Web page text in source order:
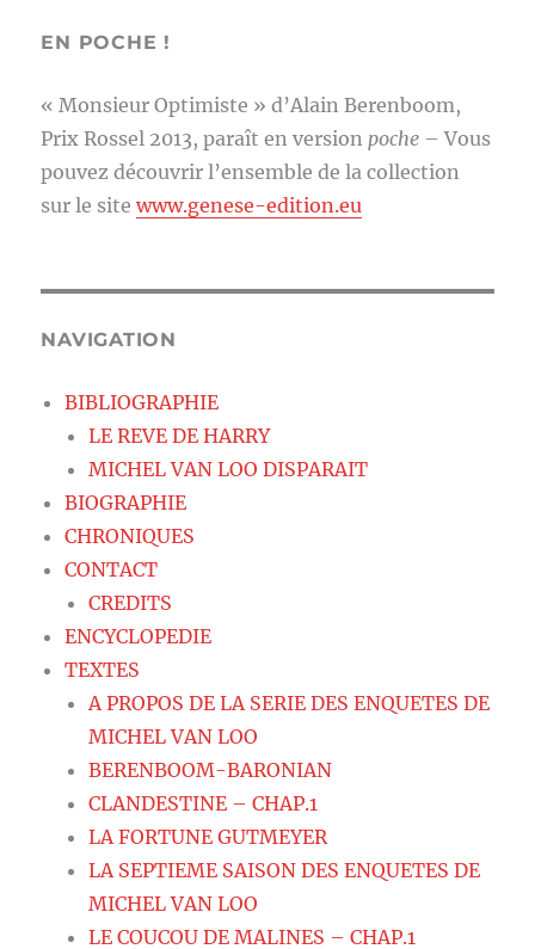
EN POCHE !
« Monsieur Optimiste » d’Alain Berenboom,
Prix Rossel 2013, paraît en version poche – Vous
pouvez découvrir l’ensemble de la collection
sur le sitewww.genese-edition.eu
NAVIGATION
BIBLIOGRAPHIE
LE REVE DE HARRY
MICHEL VAN LOO DISPARAIT
BIOGRAPHIE
CHRONIQUES
CONTACT
CREDITS
ENCYCLOPEDIE
TEXTES
A PROPOS DE LA SERIE DES ENQUETES DE
MICHEL VAN LOO
BERENBOOM-BARONIAN
CLANDESTINE – CHAP.1
LA FORTUNE GUTMEYER
LA SEPTIEME SAISON DES ENQUETES DE
MICHEL VAN LOO
LE COUCOU DE MALINES – CHAP.1